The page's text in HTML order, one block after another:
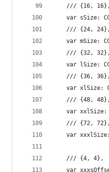
/// {16,
var sSize:
/// {24,
var mSize:
/// {32,
var lSize:
/// {36,
var xlSize:
/// {48,
var
/// {72,
var
/// {4, 4},
var